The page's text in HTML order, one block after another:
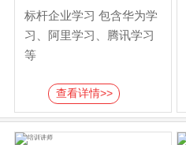
标杆企业学习 包含华为学
习、阿里学习、腾讯学习
等
查看详情>>